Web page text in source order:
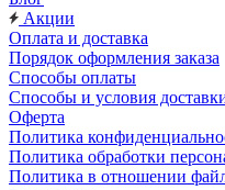
Акции
Оплата и доставка
Порядок оформления заказа
Способы оплаты
Способы и условия
Оферта
Политика
Политика обработки
Политика в отношении